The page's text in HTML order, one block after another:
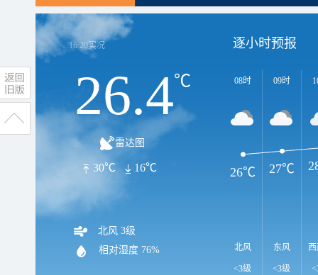
16:20实况
26.4℃
雷达图
30℃ 16℃
北风 3级
相对湿度 76%
逐小时预报
08时
北风
<3级
09时
东风
<3级
26℃ 27℃